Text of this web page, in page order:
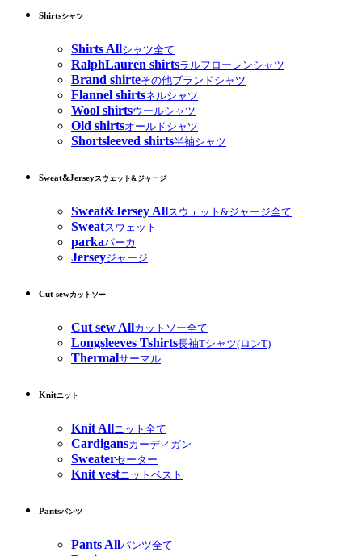
Shirtsシャツ
Shirts Allシャツ全て
RalphLauren shirtsラルフローレンシャツ
Brand shirteその他ブランドシャツ
Flannel shirtsネルシャツ
Wool shirtsウールシャツ
Old shirtsオールドシャツ
Shortsleeved shirts半袖シャツ
Sweat&Jerseyスウェット&ジャージ
Sweat&Jersey Allスウェット&ジャージ全て
Sweatスウェット
parkaパーカ
Jerseyジャージ
Cut sewカットソー
Cut sew Allカットソー全て
Longsleeves Tshirts長袖Tシャツ(ロンT)
Thermalサーマル
Knitニット
Knit Allニット全て
Cardigansカーディガン
Sweaterセーター
Knit vestニットベスト
Pantsパンツ
Pants Allパンツ全て